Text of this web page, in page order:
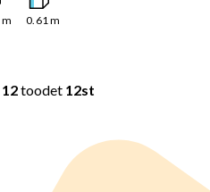
m 0.61m
12toodet 12st